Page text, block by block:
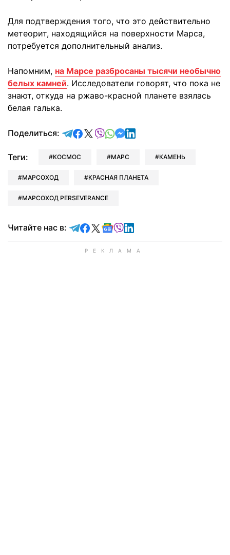
Для подтверждения того, что это действительно
метеорит, находящийся на поверхности Марса,
потребуется дополнительный анализ.
Напомним, на Марсе разбросаны тысячи необычно
белых камней. Исследователи говорят, что пока не
знают, откуда на ржаво-красной планете взялась
белая галька.
Поделиться: отправить в Telegram
поделиться в Facebook
поделиться в X
отправить в Viber
отправить в Whatsapp
отправить в Messenger
отправить в LinkedIn
Теги: КОСМОС МАРС КАМЕНЬ
МАРСОХОД КРАСНАЯ ПЛАНЕТА
МАРСОХОД PERSEVERANCE
Читайте нас в: Читайте в Telegram
Читайте в Facebook
Читайте в X
Читайте в Google news
Читайте в Viber
Читайте в LinkedIn